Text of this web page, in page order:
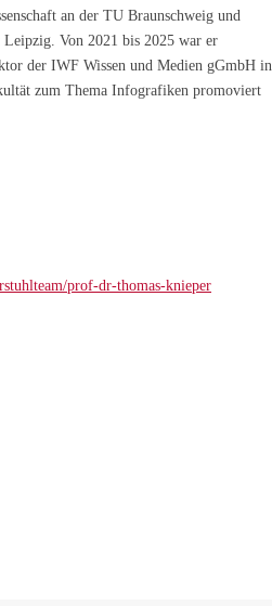
an der TU Braunschweig und
Von 2021 bis 2025 war er
der IWF Wissen und Medien gGmbH in
zum Thema Infografiken promoviert
prof-dr-thomas-knieper